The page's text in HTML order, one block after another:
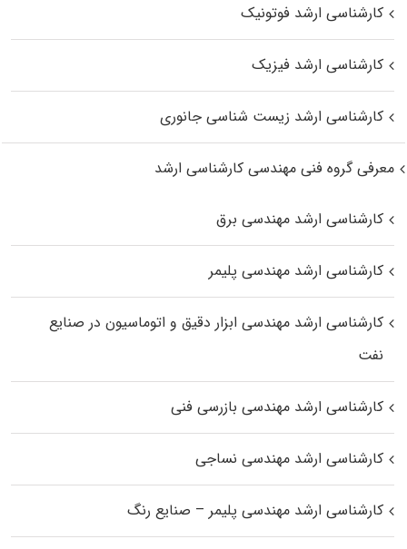
کارشناسی ارشد فوتونیک
کارشناسی ارشد فیزیک
کارشناسی ارشد زیست‌ شناسی جانوری
معرفی گروه فنی مهندسی کارشناسی ارشد
کارشناسی ارشد مهندسی برق
کارشناسی ارشد مهندسی پلیمر
کارشناسی ارشد مهندسی ابزار دقیق و اتوماسیون در صنایع
نفت
کارشناسی ارشد مهندسی بازرسی فنی
کارشناسی ارشد مهندسی نساجی
کارشناسی ارشد مهندسی پلیمر – صنایع رنگ